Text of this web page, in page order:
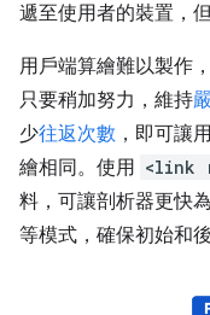
遞至使用者的裝置，
用戶端算繪難以製作
只要稍加努力，維持
少往返次數 ，即可讓
繪相同。使用 <link
料，可讓剖析器更快
等模式，確保初始和